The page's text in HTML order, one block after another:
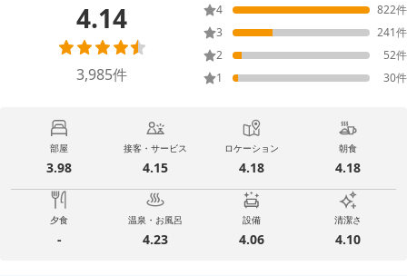
4.14
3,985件
4
822件
3
241件
2
52件
1
30件
部屋
3.98
接客・サービス
4.15
ロケーション
4.18
朝食
4.18
夕食
-
温泉・お風呂
4.23
設備
4.06
清潔さ
4.10